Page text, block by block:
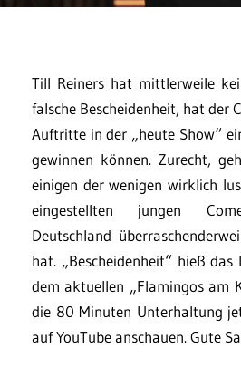
Till Reiners hat mittlerweile
falsche Bescheidenheit, hat der
Auftritte in der „heute Show“
gewinnen können. Zurecht,
einigen der wenigen wirklich
eingestellten jungen
Deutschland
hat. „Bescheidenheit“ hieß
dem aktuellen „Flamingos am
die 80 Minuten Unterhaltung
auf YouTube anschauen. Gute